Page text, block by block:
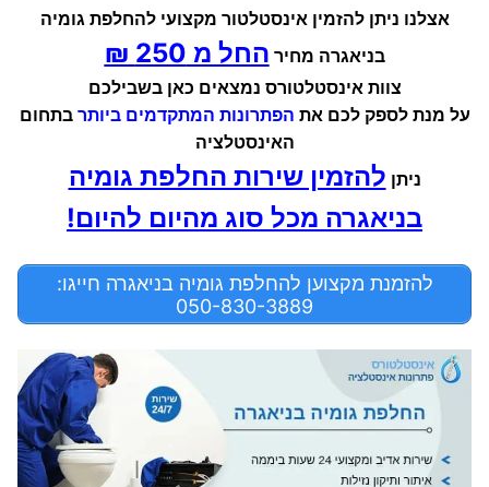
אצלנו ניתן להזמין אינסטלטור מקצועי להחלפת גומיה
בניאגרה מחיר החל מ 250 ₪
צוות אינסטלטורס נמצאים כאן בשבילכם
על מנת לספק לכם את הפתרונות המתקדמים ביותר בתחום
האינסטלציה
ניתן להזמין שירות החלפת גומיה
בניאגרה מכל סוג מהיום להיום!
להזמנת מקצוען להחלפת גומיה בניאגרה חייגו:
050-830-3889